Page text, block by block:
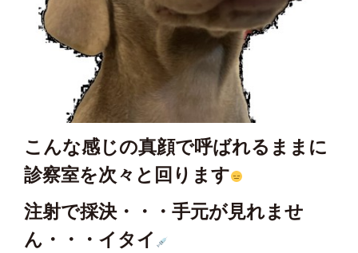
こんな感じの真顔で呼ばれるままに
診察室を次々と回ります
注射で採決・・・手元が見れませ
ん・・・イタイ